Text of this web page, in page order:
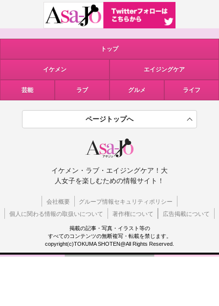
トップ
イケメン エイジングケア
芸能 ラブ グルメ ライフ
ページトップへ
イケメン・ラブ・エイジングケア！大
人女子を楽しむための情報サイト！
会社概要
グループ情報セキュリティポリシー
個人に関わる情報の取扱いについて
著作権について 広告掲載について
掲載の記事・写真・イラスト等の
すべてのコンテンツの無断複写・転載を禁じます。
copyright(c)TOKUMA SHOTEN@All Rights Reserved.